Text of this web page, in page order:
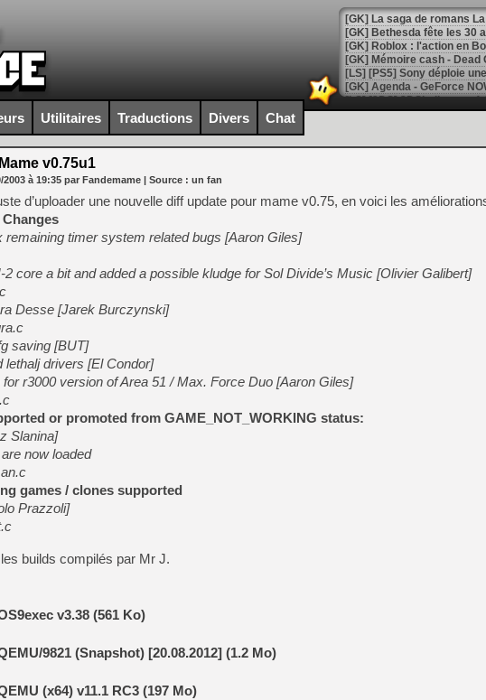
[GK] Bethesda fête les 30
[GK] Roblox : l'action en
[GK] Agenda - GeForce
[GK] Devolver Digital en a
[LS] [PS5] ps5-y2jb-
[GK] Pourquoi Marvel
[GK] Test : Restory : Chill
[GK] GTA 6 : Rockstar
[GK] Hot Wheels Infinite
[GK] Mémoire cash -
[GK] Résultats Nintendo :
[GK] Déjà des
[GK] Minecraft et ses «
[GK] Beast of
[GK] Ubisoft : fin de partie
[GK] Mémoire cash -
[GK] Dan Houser (GTA)
[GK] Comment EA Sports
[GK] Crimson Moon : un
[GK] Isle of Reveries : le
[GK] Moonlighter 2 : The
[GK] Capcom relance
[GK] Le beat'em up The
[GK] Endless Legend 2 :
[LS] [PS5] Le WebKit
[GK] Oubliez Crazy Taxi,
[LS] [Switch] NSZ 5.0.0
Utilitaires Traductions Divers Chat
Mame v0.75u1
2003 à 19:35 par Fandemame | Source : un fan
d’uploader une nouvelle diff update pour mame v0.75, en voici les
remaining timer system related bugs [Aaron Giles]
2 core a bit and added a possible kludge for Sol Divide’s Music [Olivier Galibert]
Desse [Jarek Burczynski]
saving [BUT]
lethalj drivers [El Condor]
r3000 version of Area 51 / Max. Force Duo [Aaron Giles]
or promoted from GAME_NOT_WORKING status:
Slanina]
now loaded
games / clones supported
Prazzoli]
builds compilés par Mr J.
v3.38 (561 Ko)
9821 (Snapshot) [20.08.2012] (1.2 Mo)
(x64) v11.1 RC3 (197 Mo)